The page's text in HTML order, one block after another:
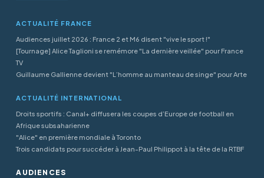
ACTUALITÉ FRANCE
Audiences juillet 2026 : France 2 et M6 disent "vive le sport !"
[Tournage] Alice Taglioni se remémore "La dernière veillée" pour France
TV
Guillaume Gallienne devient "L’homme au manteau de singe" pour Arte
ACTUALITÉ INTERNATIONAL
Droits sportifs : Canal+ diffusera les coupes d’Europe de football en
Afrique subsaharienne
"Alice" en première mondiale à Toronto
Trois candidats pour succéder à Jean-Paul Philippot à la tête de la RTBF
AUDIENCES